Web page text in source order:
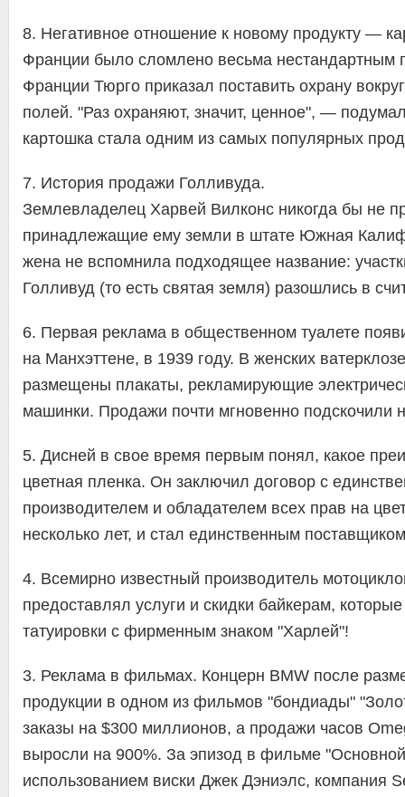
8. Негативное отношение к новому продукту —
Франции было сломлено весьма нестандартным
Франции Тюрго приказал поставить охрану
полей. "Раз охраняют, значит, ценное", —
картошка стала одним из самых популярных
7. История продажи Голливуда.
Землевладелец Харвей Вилконс никогда бы не
принадлежащие ему земли в штате Южная
жена не вспомнила подходящее название:
Голливуд (то есть святая земля) разошлись в
6. Первая реклама в общественном туалете
на Манхэттене, в 1939 году. В женских
размещены плакаты, рекламирующие
машинки. Продажи почти мгновенно подскочили
5. Дисней в свое время первым понял, какое
цветная пленка. Он заключил договор с
производителем и обладателем всех прав на
несколько лет, и стал единственным
4. Всемирно известный производитель
предоставлял услуги и скидки байкерам,
татуировки с фирменным знаком "Харлей"!
3. Реклама в фильмах. Концерн BMW после
продукции в одном из фильмов "бондиады"
заказы на $300 миллионов, а продажи часов
выросли на 900%. За эпизод в фильме "Основной
использованием виски Джек Дэниэлс, компания